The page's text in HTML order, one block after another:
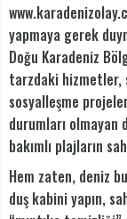
yapmaya gerek
Doğu Karadeniz
tarzdaki hizmetler,
sosyalleşme
durumları
bakımlı plajların
Hem zaten, deniz
duş kabini yapın,